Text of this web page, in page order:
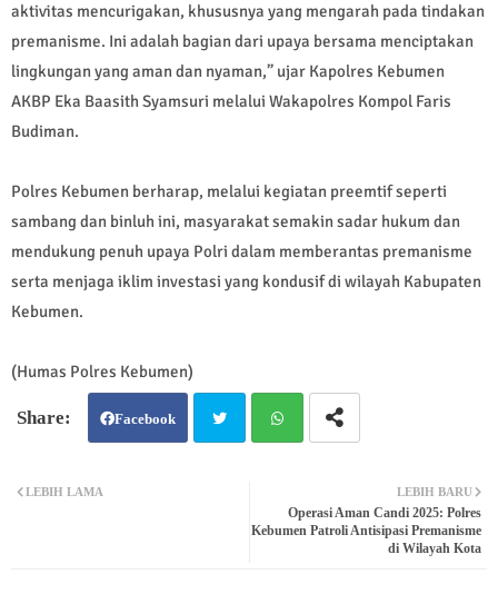
aktivitas mencurigakan, khususnya yang mengarah pada tindakan
premanisme. Ini adalah bagian dari upaya bersama menciptakan
lingkungan yang aman dan nyaman,” ujar Kapolres Kebumen
AKBP Eka Baasith Syamsuri melalui Wakapolres Kompol Faris
Budiman.
Polres Kebumen berharap, melalui kegiatan preemtif seperti
sambang dan binluh ini, masyarakat semakin sadar hukum dan
mendukung penuh upaya Polri dalam memberantas premanisme
serta menjaga iklim investasi yang kondusif di wilayah Kabupaten
Kebumen.
(Humas Polres Kebumen)
Facebook
atsa
LEBIH BARU
Operasi Aman Candi 2025: Polres
Kebumen Patroli Antisipasi Premanisme
di Wilayah Kota
LEBIH LAMA